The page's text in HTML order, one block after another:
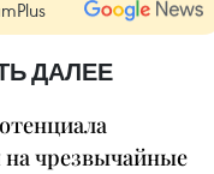
ДАЛЕЕ
на чрезвычайные